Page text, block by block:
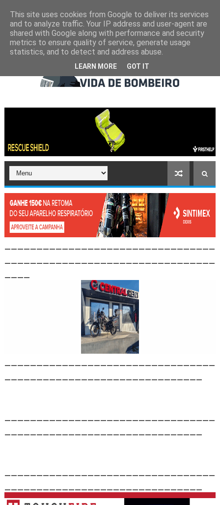
This site uses cookies from Google to deliver its services
and to analyze traffic. Your IP address and user-agent are
shared with Google along with performance and security
metrics to ensure quality of service, generate usage
statistics, and to detect and address abuse.
LEARN MORE GOT IT